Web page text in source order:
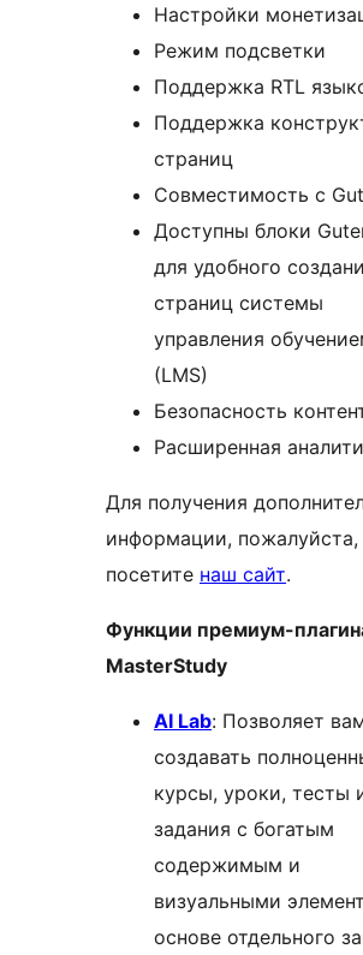
Настройки
Режим подсветки
Поддержка RTL
Поддержка
страниц
Совместимость с
Доступны блоки
для удобного
страниц системы
управления
(LMS)
Безопасность
Расширенная
Для получения
информации, пожалуйста,
посетите наш сайт.
Функции премиум-
MasterStudy
AI Lab: Позволяет
создавать
курсы, уроки, тесты
задания с богатым
содержимым и
визуальными
основе отдельного